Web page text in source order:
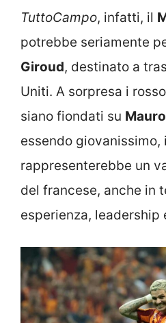
TuttoCampo, infatti, il
potrebbe seriamente
Giroud, destinato a
Uniti. A sorpresa i
siano fiondati su
essendo giovanissimo,
rappresenterebbe un
del francese, anche in
esperienza,